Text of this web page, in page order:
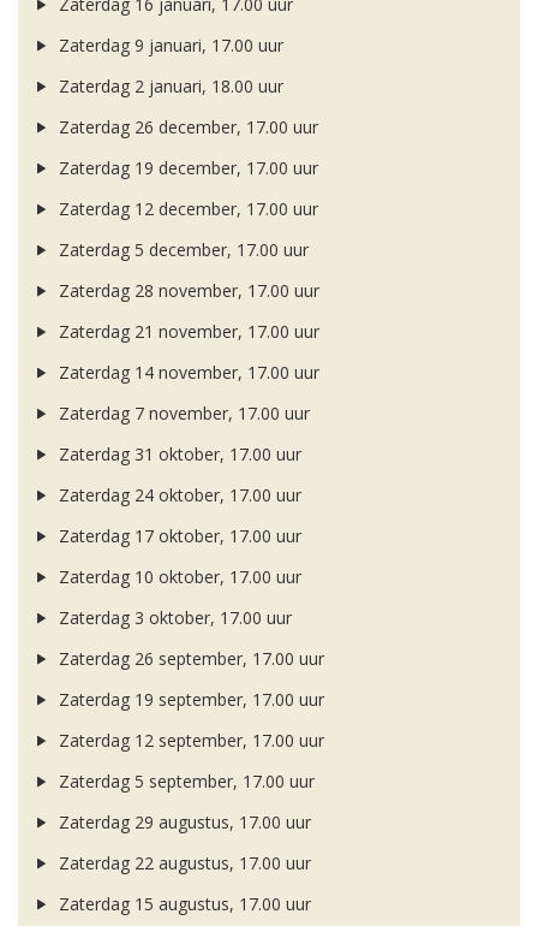
Zaterdag 16 januari, 17.00 uur
Zaterdag 9 januari, 17.00 uur
Zaterdag 2 januari, 18.00 uur
Zaterdag 26 december, 17.00 uur
Zaterdag 19 december, 17.00 uur
Zaterdag 12 december, 17.00 uur
Zaterdag 5 december, 17.00 uur
Zaterdag 28 november, 17.00 uur
Zaterdag 21 november, 17.00 uur
Zaterdag 14 november, 17.00 uur
Zaterdag 7 november, 17.00 uur
Zaterdag 31 oktober, 17.00 uur
Zaterdag 24 oktober, 17.00 uur
Zaterdag 17 oktober, 17.00 uur
Zaterdag 10 oktober, 17.00 uur
Zaterdag 3 oktober, 17.00 uur
Zaterdag 26 september, 17.00 uur
Zaterdag 19 september, 17.00 uur
Zaterdag 12 september, 17.00 uur
Zaterdag 5 september, 17.00 uur
Zaterdag 29 augustus, 17.00 uur
Zaterdag 22 augustus, 17.00 uur
Zaterdag 15 augustus, 17.00 uur